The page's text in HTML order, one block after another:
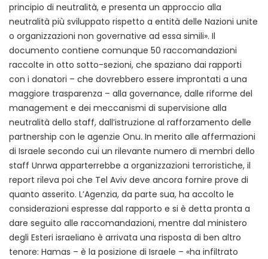
principio di neutralità, e presenta un approccio alla
neutralità più sviluppato rispetto a entità delle Nazioni unite
o organizzazioni non governative ad essa simili». Il
documento contiene comunque 50 raccomandazioni
raccolte in otto sotto-sezioni, che spaziano dai rapporti
con i donatori – che dovrebbero essere improntati a una
maggiore trasparenza – alla governance, dalle riforme del
management e dei meccanismi di supervisione alla
neutralità dello staff, dall’istruzione al rafforzamento delle
partnership con le agenzie Onu. In merito alle affermazioni
di Israele secondo cui un rilevante numero di membri dello
staff Unrwa apparterrebbe a organizzazioni terroristiche, il
report rileva poi che Tel Aviv deve ancora fornire prove di
quanto asserito. L’Agenzia, da parte sua, ha accolto le
considerazioni espresse dal rapporto e si è detta pronta a
dare seguito alle raccomandazioni, mentre dal ministero
degli Esteri israeliano è arrivata una risposta di ben altro
tenore: Hamas – è la posizione di Israele – «ha infiltrato